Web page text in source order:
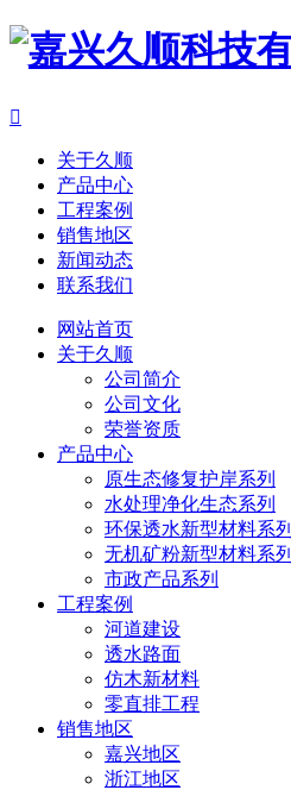

关于久顺
产品中心
工程案例
销售地区
新闻动态
联系我们
网站首页
关于久顺
公司简介
公司文化
荣誉资质
产品中心
原生态修复护岸系列
水处理净化生态系列
环保透水新型材料系列
无机矿粉新型材料系列
市政产品系列
工程案例
河道建设
透水路面
仿木新材料
零直排工程
销售地区
嘉兴地区
浙江地区